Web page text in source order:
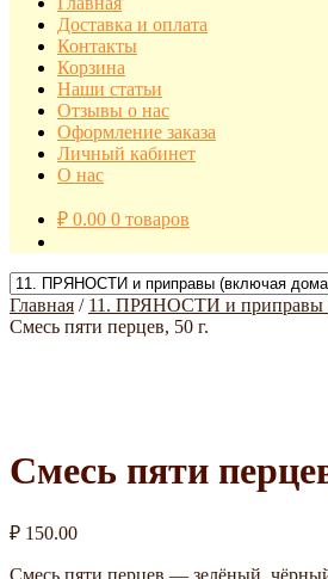
Доставка и оплата
Контакты
Корзина
Наши статьи
Отзывы о нас
Оформление заказа
Личный кабинет
О нас
₽ 0.00 0 товаров
Главная / 11. ПРЯНОСТИ и приправы
Смесь пяти перцев, 50 г.
Смесь пяти
₽ 150.00
Смесь пяти перцев — зелёный,